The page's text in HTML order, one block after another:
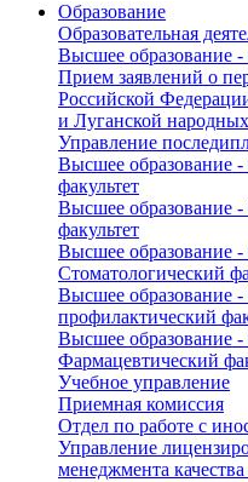
Образование
Образовательная
Высшее образование
Прием заявлений о
Российской
и Луганской
Управление
Высшее образование
факультет
Высшее образование
факультет
Высшее образование
Стоматологический
Высшее образование
профилактический
Высшее образование
Фармацевтический
Учебное управление
Приемная комиссия
Отдел по работе с
Управление
менеджмента